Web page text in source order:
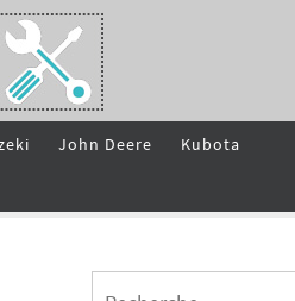
John Deere Kubota